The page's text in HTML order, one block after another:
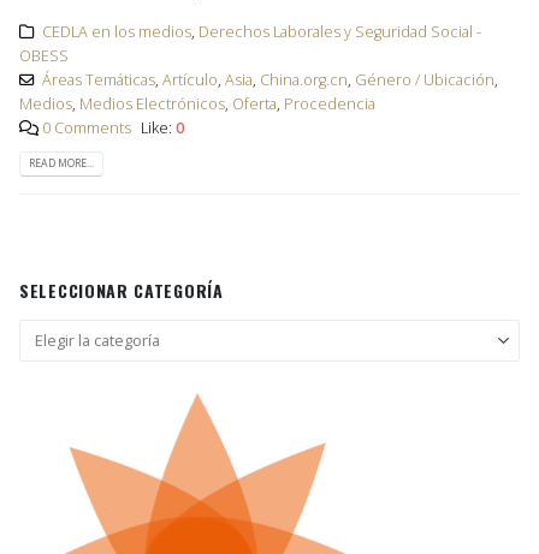
CEDLA en los medios, Derechos Laborales y Seguridad Social -
OBESS
Áreas Temáticas, Artículo, Asia, China.org.cn, Género / Ubicación,
Medios, Medios Electrónicos, Oferta, Procedencia
0 Comments Like: 0
READ MORE...
SELECCIONAR CATEGORÍA
Seleccionar
categoría